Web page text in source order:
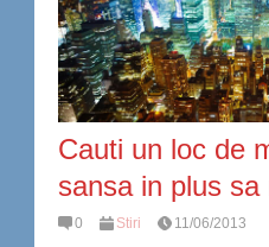
Cauti un loc de
sansa in plus sa
0 Stiri 11/06/2013